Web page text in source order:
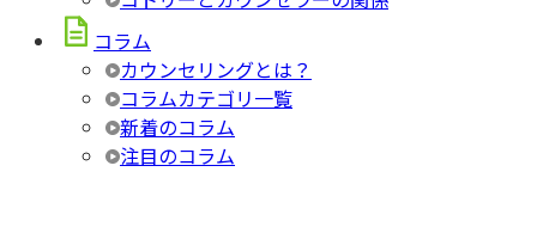
コラム
カウンセリングとは？
コラムカテゴリ一覧
新着のコラム
注目のコラム